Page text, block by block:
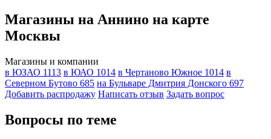
Магазины на Аннино на карте
Москвы
Магазины и компании
в ЮЗАО 1113 в ЮАО 1014 в Чертаново Южное 1014 в
Северном Бутово 685 на Бульваре Дмитрия Донского 697
Добавить раcпродажу Написать отзыв Задать вопрос
Вопросы по теме